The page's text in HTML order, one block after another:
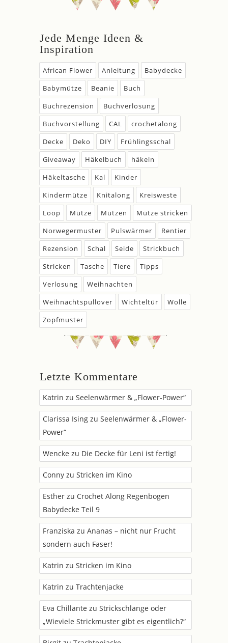
Jede Menge Ideen &
Inspiration
African Flower Anleitung
Babydecke
Babymütze
Beanie
Buch
Buchrezension
Buchverlosung
Buchvorstellung
CAL
crochetalong
Decke
Deko DIY
Frühlingsschal
Giveaway
Häkelbuch
häkeln
Häkeltasche
Kal
Kinder
Kindermütze
Knitalong
Kreisweste
Loop
Mütze Mützen
Mütze stricken
Norwegermuster
Pulswärmer
Rentier
Rezension
Schal Seide
Strickbuch
Stricken
Tasche Tiere
Tipps
Verlosung
Weihnachten
Weihnachtspullover
Wichteltür
Wolle
Zopfmuster
Letzte Kommentare
Katrin zu Seelenwärmer & „Flower-Power“
Clarissa Ising zu Seelenwärmer & „Flower-
Power“
Wencke zu Die Decke für Leni ist fertig!
Conny zu Stricken im Kino
Esther zu Crochet Along Regenbogen
Babydecke Teil 9
Franziska zu Ananas – nicht nur Frucht
sondern auch Faser!
Katrin zu Stricken im Kino
Katrin zu Trachtenjacke
Eva Chillante zu Strickschlange oder
„Wieviele Strickmuster gibt es eigentlich?“